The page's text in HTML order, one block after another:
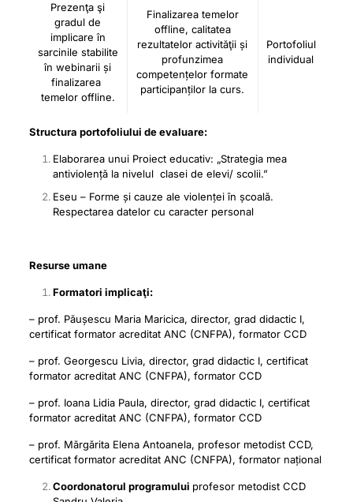
Prezenţa şi
gradul de
implicare în
sarcinile stabilite
în webinarii și
finalizarea
temelor offline.
Finalizarea temelor
offline, calitatea
rezultatelor activităţii și
profunzimea
competențelor formate
participanților la curs.
Portofoliul
individual
Structura portofoliului de evaluare:
Elaborarea unui Proiect educativ: „Strategia mea
antiviolență la nivelul clasei de elevi/ scolii.”
Eseu – Forme și cauze ale violenței în școală.
Respectarea datelor cu caracter personal
Resurse umane
Formatori implicaţi:
– prof. Păușescu Maria Maricica, director, grad didactic I,
certificat formator acreditat ANC (CNFPA), formator CCD
– prof. Georgescu Livia, director, grad didactic I, certificat
formator acreditat ANC (CNFPA), formator CCD
– prof. Ioana Lidia Paula, director, grad didactic I, certificat
formator acreditat ANC (CNFPA), formator CCD
– prof. Mărgărita Elena Antoanela, profesor metodist CCD,
certificat formator acreditat ANC (CNFPA), formator național
Coordonatorul programului profesor metodist CCD